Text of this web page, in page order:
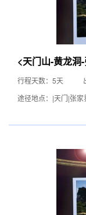
<天门山-黄龙洞
行程天数：5天
途径地点：|天门|张